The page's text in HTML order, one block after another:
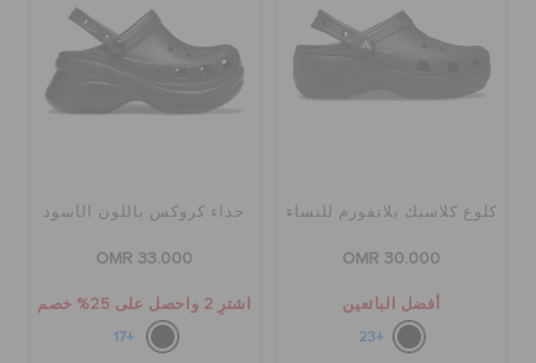
كلوغ كلاسيك بلاتفورم للنساء
OMR 30.000
أفضل البائعين
+23
حذاء كروكس باللون الأسود
OMR 33.000
اشترِ 2 واحصل على 25% خصم
+17